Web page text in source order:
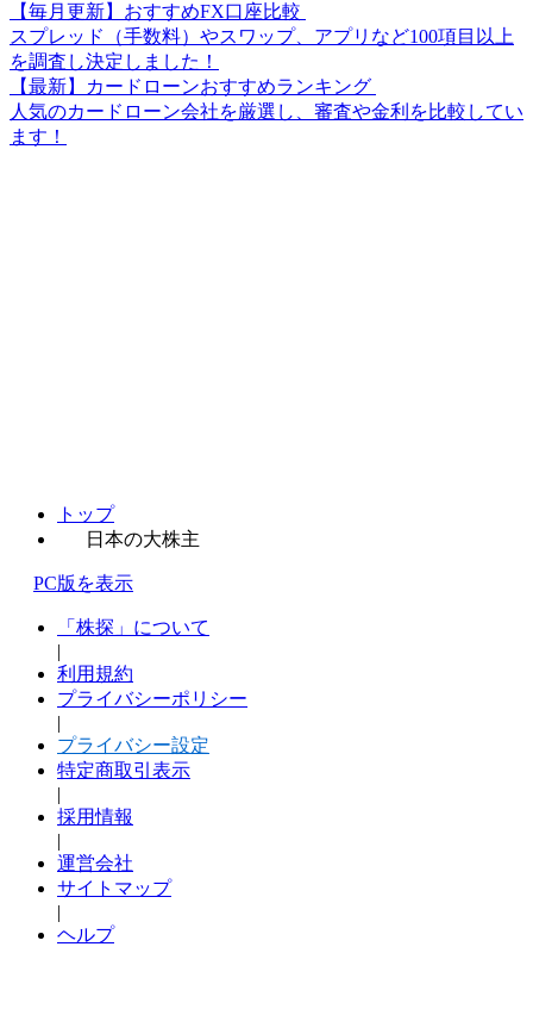
【毎月更新】おすすめFX口座比較
スプレッド（手数料）やスワップ、アプリなど100項目以上
を調査し決定しました！
【最新】カードローンおすすめランキング
人気のカードローン会社を厳選し、審査や金利を比較してい
ます！
トップ
日本の大株主
PC版を表示
「株探」について
|
利用規約
プライバシーポリシー
|
プライバシー設定
特定商取引表示
|
採用情報
|
運営会社
サイトマップ
|
ヘルプ